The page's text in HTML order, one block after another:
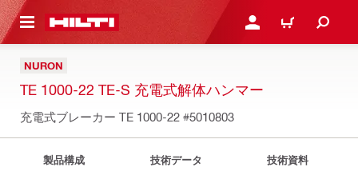
内容を表示 ログイン・新規オンライ
カート
NURON
TE 1000-22 TE-S 充電式解体ハンマー
充電式ブレーカー TE 1000-22 #5010803
製品構成 技術データ 技術資料